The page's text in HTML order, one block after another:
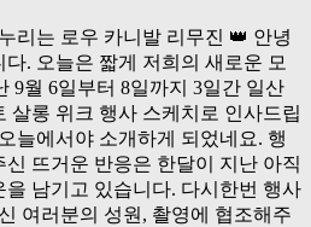
리는 로우 카니발 리무진 👑 안녕
. 오늘은 짧게 저희의 새로운 모
9월 6일부터 8일까지 3일간 일산
살롱 위크 행사 스케치로 인사드립
늘에서야 소개하게 되었네요. 행
뜨거운 반응은 한달이 지난 아직
남기고 있습니다. 다시한번 행사
여러분의 성원, 촬영에 협조해주